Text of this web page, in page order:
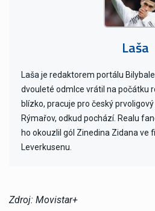
Laša
Laša je redaktorem portálu
dvouleté odmlce vrátil na počátku
blízko, pracuje pro český
Rýmařov, odkud pochází. Realu
ho okouzlil gól Zinedina Zidana ve
Leverkusenu.
Zdroj: Movistar+